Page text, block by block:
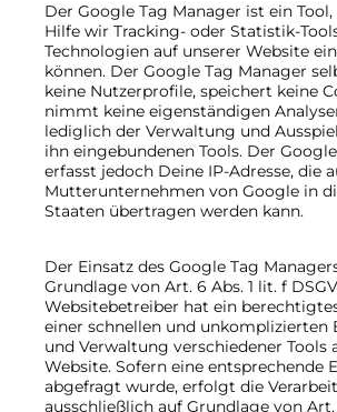
Der Google Tag Manager ist ein
Hilfe wir Tracking- oder Statistik-
Technologien auf unserer Website
können. Der Google Tag Manager
keine Nutzerprofile, speichert keine
nimmt keine eigenständigen
lediglich der Verwaltung und
ihn eingebundenen Tools. Der
erfasst jedoch Deine IP-Adresse, die
Mutterunternehmen von Google in
Staaten übertragen werden kann.
Der Einsatz des Google Tag
Grundlage von Art. 6 Abs. 1 lit. f
Websitebetreiber hat ein
einer schnellen und unkomplizierten
und Verwaltung verschiedener Tools
Website. Sofern eine entsprechende
abgefragt wurde, erfolgt die
ausschließlich auf Grundlage von Art.